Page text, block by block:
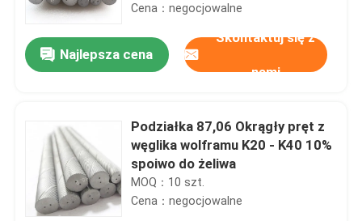
Produkty
O nas
Cena：negocjowalne
Najlepsza cena
Skontaktuj się z
nami
Podziałka 87,06 Okrągły pręt z
węglika wolframu K20 - K40 10%
spoiwo do żeliwa
MOQ：10 szt.
Cena：negocjowalne